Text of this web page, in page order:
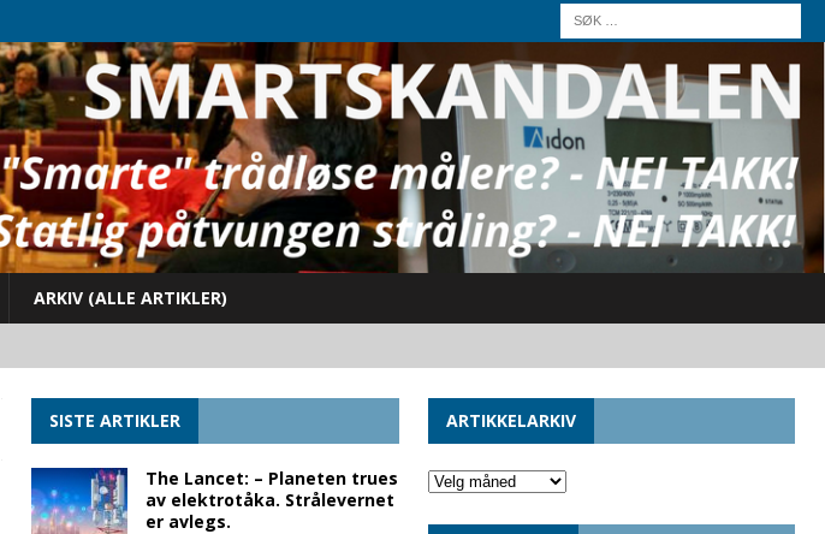
ARKIV (ALLE ARTIKLER)
SISTE ARTIKLER
The Lancet: – Planeten trues
av elektrotåka. Strålevernet
er avlegs.
ARTIKKELARKIV